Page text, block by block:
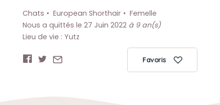
Chats European Shorthair
Femelle
Nous a quittés le 27 Juin 2022 à 9 an(s)
Lieu de vie : Yutz
Favoris